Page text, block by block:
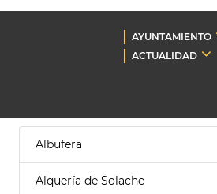
AYUNTAMIENTO
ACTUALIDAD
Albufera
Alquería de Solache